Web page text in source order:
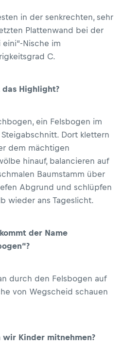
in der senkrechten, sehr
Plattenwand bei der
eini“-Nische im
C.
das Highlight?
ein Felsbogen im
Dort klettern
dem mächtigen
hinauf, balancieren auf
Baumstamm über
Abgrund und schlüpfen
wieder ans Tageslicht.
der Name
durch den Felsbogen auf
von Wegscheid schauen
wir Kinder mitnehmen?